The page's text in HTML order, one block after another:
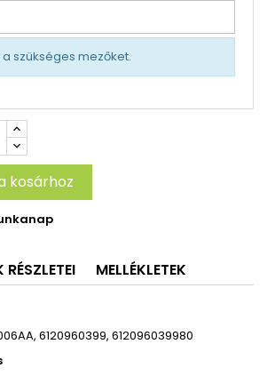
a szükséges mezőket.
kosárhoz
RÉSZLETEI MELLÉKLETEK
6120960399, 612096039980